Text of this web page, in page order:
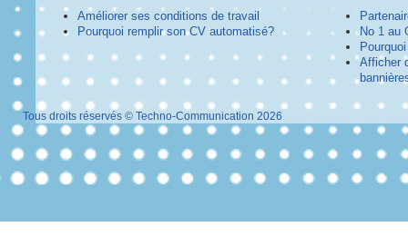
Améliorer ses conditions de travail
Pourquoi remplir son CV automatisé?
No 1 au
Afficher
Tous droits réservés © Techno-Communication 2026